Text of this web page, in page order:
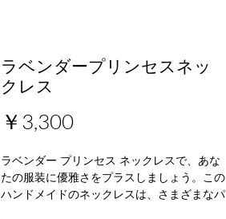
ラベンダープリンセスネッ
クレス
￥3,300価
ラベンダー プリンセス ネックレスで、あな
たの服装に優雅さをプラスしましょう。この
ハンドメイドのネックレスは、さまざまなパ